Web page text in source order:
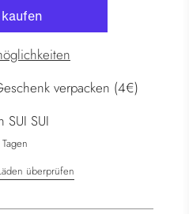
verpacken (4€)
SUI
überprüfen